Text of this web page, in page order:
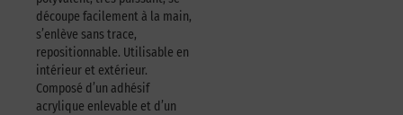
découpe facilement à la main,
s’enlève sans trace,
repositionnable. Utilisable en
intérieur et extérieur.
Composé d’un adhésif
acrylique enlevable et d’un